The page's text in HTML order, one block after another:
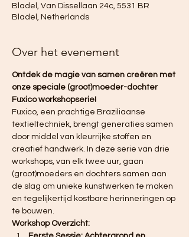
Bladel, Van Dissellaan 24c, 5531 BR
Bladel, Netherlands
Over het evenement
Ontdek de magie van samen creëren met
onze speciale (groot)moeder-dochter
Fuxico workshopserie!
Fuxico, een prachtige Braziliaanse
textieltechniek, brengt generaties samen
door middel van kleurrijke stoffen en
creatief handwerk. In deze serie van drie
workshops, van elk twee uur, gaan
(groot)moeders en dochters samen aan
de slag om unieke kunstwerken te maken
en tegelijkertijd kostbare herinneringen op
te bouwen.
Workshop Overzicht: